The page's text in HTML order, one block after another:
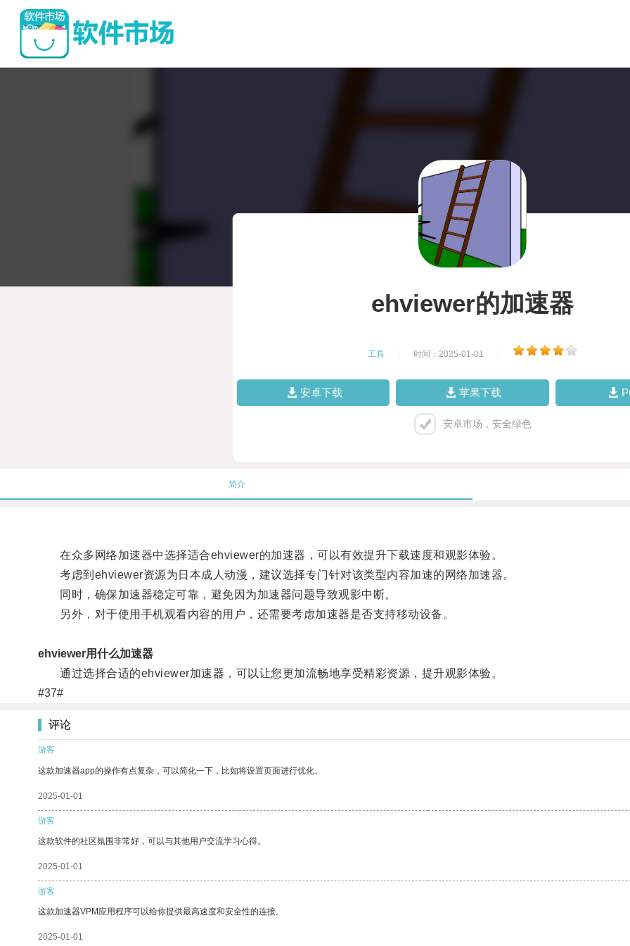
ehviewer的加速器
工具 时间：2025-01-01
安卓下载 苹果下载
安卓市场，安全绿色
简介
在众多网络加速器中选择适合ehviewer的加速器，可以有效提升下载速度和观影体验。
考虑到ehviewer资源为日本成人动漫，建议选择专门针对该类型内容加速的网络加速器。
同时，确保加速器稳定可靠，避免因为加速器问题导致观影中断。
另外，对于使用手机观看内容的用户，还需要考虑加速器是否支持移动设备。
ehviewer用什么加速器
通过选择合适的ehviewer加速器，可以让您更加流畅地享受精彩资源，提升观影体验。
#37#
评论
游客
这款加速器app的操作有点复杂，可以简化一下，比如将设置页面进行优化。
2025-01-01
游客
这款软件的社区氛围非常好，可以与其他用户交流学习心得。
2025-01-01
游客
这款加速器VPM应用程序可以给你提供最高速度和安全性的连接。
2025-01-01